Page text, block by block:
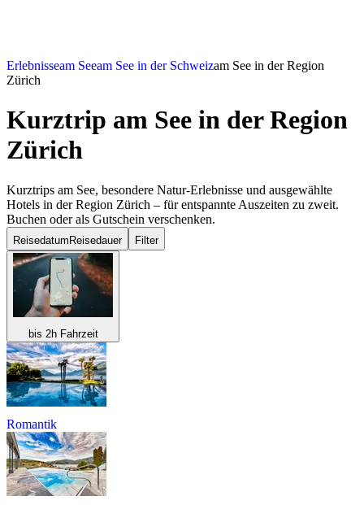
Erlebnisseam Seeam See in der Schweizam See in der Region
Zürich
Kurztrip am See in der Region
Zürich
Kurztrips am See, besondere Natur-Erlebnisse und ausgewählte
Hotels in der Region Zürich – für entspannte Auszeiten zu zweit.
Buchen oder als Gutschein verschenken.
Reisedatum Reisedauer Filter
bis 2h Fahrzeit
Romantik